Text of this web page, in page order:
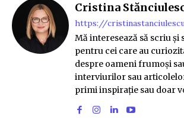
Cristina
https://
Mă interesează să scriu și
pentru cei care au
despre oameni frumoși
interviurilor sau
primi inspirație sau doar